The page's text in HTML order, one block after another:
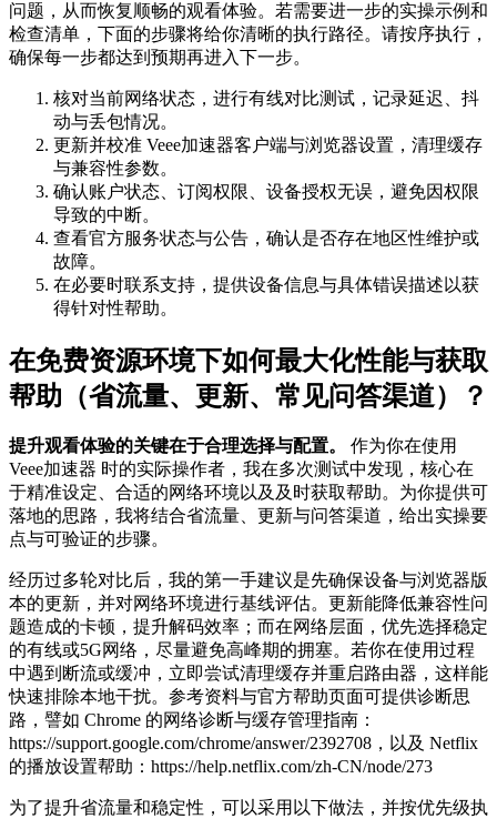
问题，从而恢复顺畅的观看体验。若需要进一步的实操示例和
检查清单，下面的步骤将给你清晰的执行路径。请按序执行，
确保每一步都达到预期再进入下一步。
核对当前网络状态，进行有线对比测试，记录延迟、抖
动与丢包情况。
更新并校准 Veee加速器客户端与浏览器设置，清理缓存
与兼容性参数。
确认账户状态、订阅权限、设备授权无误，避免因权限
导致的中断。
查看官方服务状态与公告，确认是否存在地区性维护或
故障。
在必要时联系支持，提供设备信息与具体错误描述以获
得针对性帮助。
在免费资源环境下如何最大化性能与获取
帮助（省流量、更新、常见问答渠道）？
提升观看体验的关键在于合理选择与配置。
作为你在使用
Veee加速器 时的实际操作者，我在多次测试中发现，核心在
于精准设定、合适的网络环境以及及时获取帮助。为你提供可
落地的思路，我将结合省流量、更新与问答渠道，给出实操要
点与可验证的步骤。
经历过多轮对比后，我的第一手建议是先确保设备与浏览器版
本的更新，并对网络环境进行基线评估。更新能降低兼容性问
题造成的卡顿，提升解码效率；而在网络层面，优先选择稳定
的有线或5G网络，尽量避免高峰期的拥塞。若你在使用过程
中遇到断流或缓冲，立即尝试清理缓存并重启路由器，这样能
快速排除本地干扰。参考资料与官方帮助页面可提供诊断思
路，譬如 Chrome 的网络诊断与缓存管理指南：
https://support.google.com/chrome/answer/2392708，以及 Netflix
的播放设置帮助：https://help.netflix.com/zh-CN/node/273
为了提升省流量和稳定性，可以采用以下做法，并按优先级执